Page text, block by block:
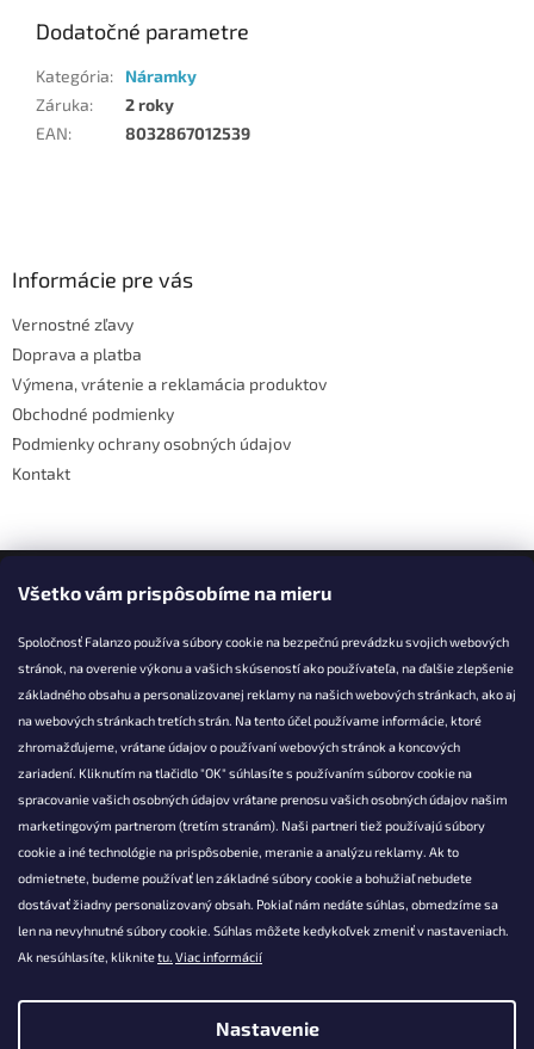
Všetko vám prispôsobíme na mieru
Spoločnosť Falanzo používa súbory cookie na bezpečnú prevádzku svojich webových
stránok, na overenie výkonu a vašich skúseností ako používateľa, na ďalšie zlepšenie
základného obsahu a personalizovanej reklamy na našich webových stránkach, ako aj
na webových stránkach tretích strán. Na tento účel používame informácie, ktoré
zhromažďujeme, vrátane údajov o používaní webových stránok a koncových
zariadení. Kliknutím na tlačidlo "OK" súhlasíte s používaním súborov cookie na
spracovanie vašich osobných údajov vrátane prenosu vašich osobných údajov našim
marketingovým partnerom (tretím stranám). Naši partneri tiež používajú súbory
cookie a iné technológie na prispôsobenie, meranie a analýzu reklamy. Ak to
odmietnete, budeme používať len základné súbory cookie a bohužiaľ nebudete
dostávať žiadny personalizovaný obsah. Pokiaľ nám nedáte súhlas, obmedzíme sa
len na nevyhnutné súbory cookie. Súhlas môžete kedykoľvek zmeniť v nastaveniach.
Ak nesúhlasíte, kliknitetu. Viac informácií
Nastavenie
Dodatočné parametre
Kategória:
Náramky
Záruka:
2 roky
EAN: 8032867012539
Informácie pre vás
Vernostné zľavy
Doprava a platba
Výmena, vrátenie a reklamácia produktov
Obchodné podmienky
Podmienky ochrany osobných údajov
Kontakt
Facebook
KONTAKT
info@falanzo.sk
Falanzo.sk
FalanzoSK